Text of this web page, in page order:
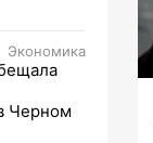
Экономика
Черном